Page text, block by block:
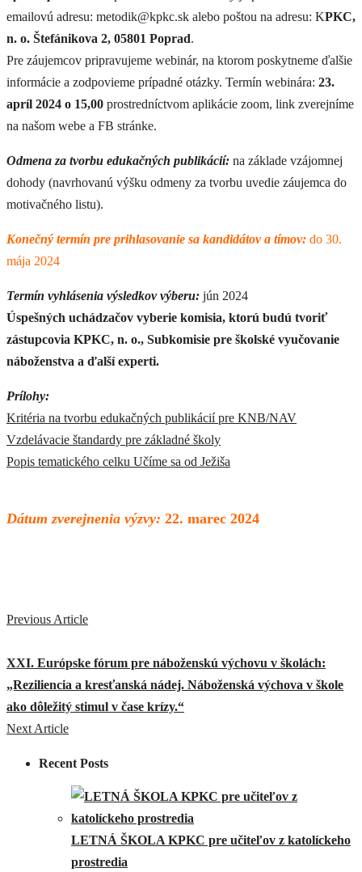
emailovú adresu: metodik@kpkc.sk alebo poštou na adresu: KPKC,
n. o. Štefánikova 2, 05801 Poprad.
Pre záujemcov pripravujeme webinár, na ktorom poskytneme ďalšie
informácie a zodpovieme prípadné otázky. Termín webinára: 23.
apríl 2024 o 15,00 prostredníctvom aplikácie zoom, link zverejníme
na našom webe a FB stránke.
Odmena za tvorbu edukačných publikácií: na základe vzájomnej
dohody (navrhovanú výšku odmeny za tvorbu uvedie záujemca do
motivačného listu).
Konečný termín pre prihlasovanie sa kandidátov a tímov: do 30.
mája 2024
Termín vyhlásenia výsledkov výberu: jún 2024
Úspešných uchádzačov vyberie komisia, ktorú budú tvoriť
zástupcovia KPKC, n. o., Subkomisie pre školské vyučovanie
náboženstva a ďalší experti.
Prílohy:
Kritéria na tvorbu edukačných publikácií pre KNB/NAV
Vzdelávacie štandardy pre základné školy
Popis tematického celku Učíme sa od Ježiša
Dátum zverejnenia výzvy: 22. marec 2024
Previous Article
XXI. Európske fórum pre náboženskú výchovu v školách:
„Reziliencia a kresťanská nádej. Náboženská výchova v škole
ako dôležitý stimul v čase krízy.“
Next Article
Recent Posts
LETNÁ ŠKOLA KPKC pre učiteľov z katolíckeho
prostredia